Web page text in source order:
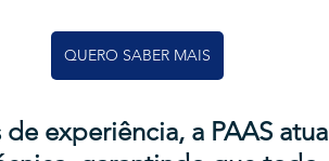
QUERO SABER MAIS
experiência, a PAAS